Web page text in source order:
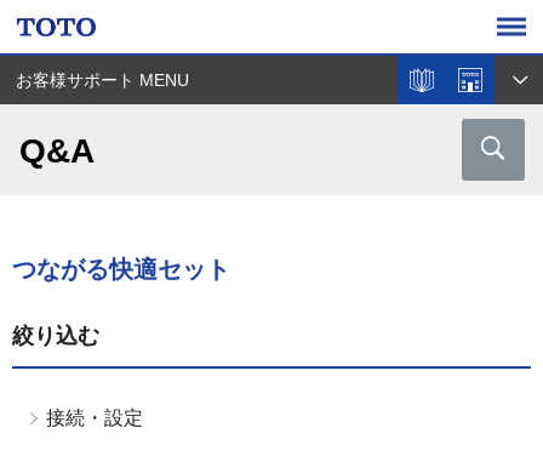
お客様サポート MENU
Q&A
つながる快適セット
絞り込む
接続・設定